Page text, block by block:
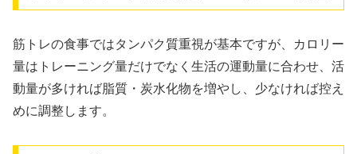
筋トレの食事ではタンパク質重視が基本ですが、カロリー
量はトレーニング量だけでなく生活の運動量に合わせ、活
動量が多ければ脂質・炭水化物を増やし、少なければ控え
めに調整します。